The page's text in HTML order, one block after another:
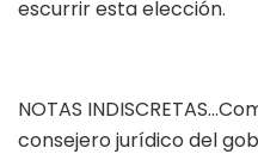
escurrir esta elección.
NOTAS
consejero jurídico del